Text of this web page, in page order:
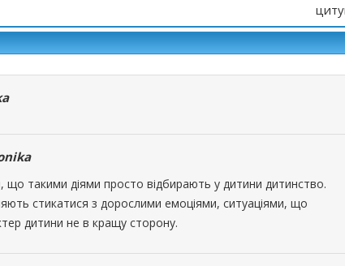
що такими діями просто відбирають у дитини дитинство.
стикатися з дорослими емоціями, ситуаціями, що
дитини не в кращу сторону.